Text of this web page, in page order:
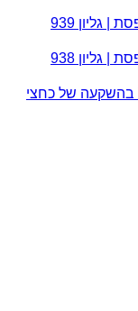
939
938
בהשקעה של כחצי